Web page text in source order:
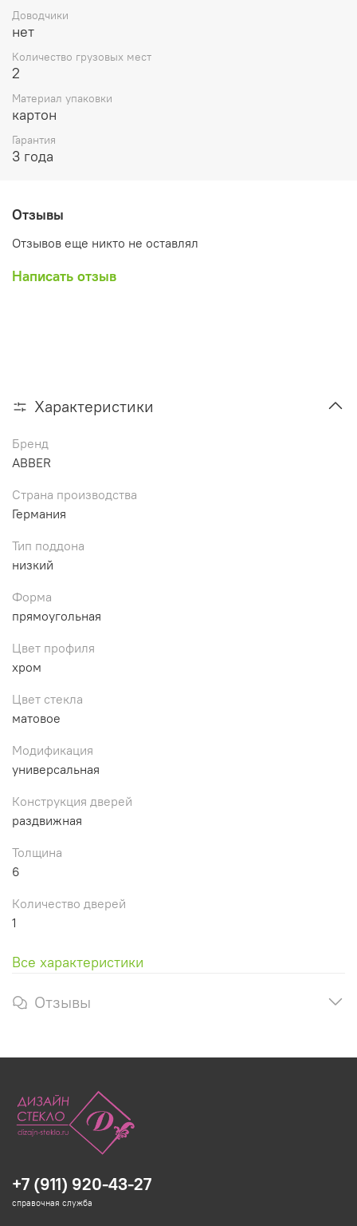
Доводчики
нет
Количество грузовых мест
2
Материал упаковки
картон
Гарантия
3 года
Отзывы
Отзывов еще никто не оставлял
Написать отзыв
Характеристики
Бренд
ABBER
Страна производства
Германия
Тип поддона
низкий
Форма
прямоугольная
Цвет профиля
хром
Цвет стекла
матовое
Модификация
универсальная
Конструкция дверей
раздвижная
Толщина
6
Количество дверей
1
Все характеристики
Отзывы
+7 (911) 920-43-27
справочная служба